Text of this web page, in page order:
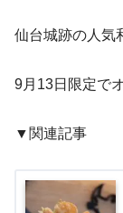
仙台城跡の人気
9月13日限定で
▼関連記事